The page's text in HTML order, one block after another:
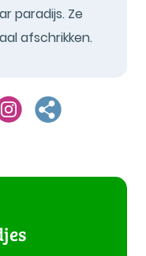
paradijs. Ze
afschrikken.